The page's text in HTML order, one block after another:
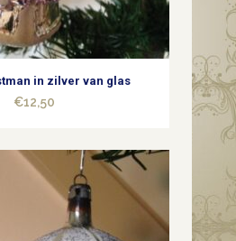
in zilver van glas
€12,50